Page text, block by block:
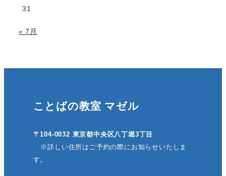
31
« 7月
ことばの教室 マゼル
〒104-0032 東京都中央区八丁堀3丁目
※詳しい住所はご予約の際にお知らせいたしま
す。